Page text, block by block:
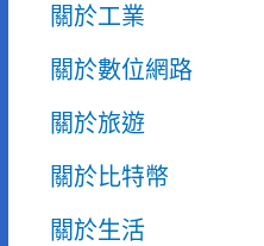
關於工業
關於數位網路
關於旅遊
關於比特幣
關於生活